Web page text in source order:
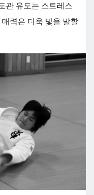
관 유도는 스트레스
력은 더욱 빛을 발할